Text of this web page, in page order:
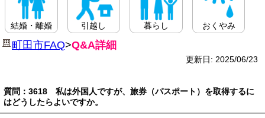
結婚・離婚 引越し 暮らし おくやみ
町田市FAQ>Q&A詳細
更新日: 2025/06/23
質問：3618 私は外国人ですが、旅券（パスポート）を取得するに
はどうしたらよいですか。